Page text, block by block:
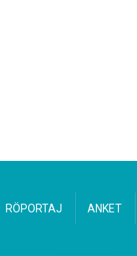
RÖPORTAJ ANKET